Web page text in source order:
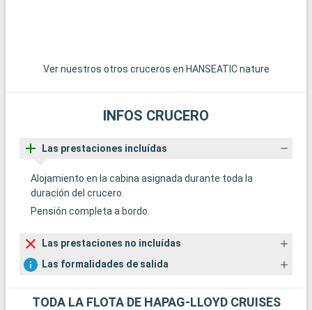
Ver nuestros otros cruceros en HANSEATIC nature
INFOS CRUCERO
Las prestaciones incluídas
Alojamiento en la cabina asignada durante toda la
duración del crucero.
Pensión completa a bordo.
Las prestaciones no incluídas
Las formalidades de salida
TODA LA FLOTA DE HAPAG-LLOYD CRUISES